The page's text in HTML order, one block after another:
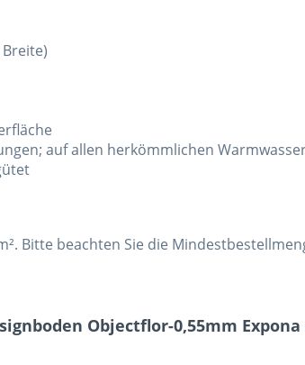
auf allen herkömmlichen
Bitte beachten Sie die
Objectflor-0,55mm